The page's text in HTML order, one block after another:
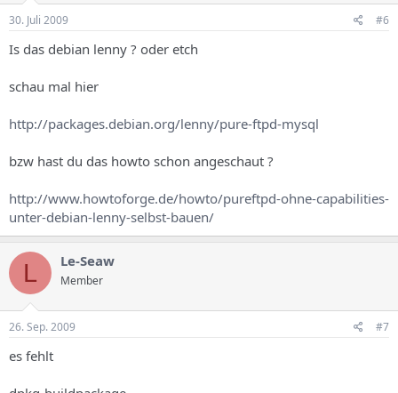
30. Juli 2009 #6
Is das debian lenny ? oder etch
schau mal hier
http://packages.debian.org/lenny/pure-ftpd-mysql
bzw hast du das howto schon angeschaut ?
http://www.howtoforge.de/howto/pureftpd-ohne-capabilities-
unter-debian-lenny-selbst-bauen/
L Le-Seaw
Member
26. Sep. 2009 #7
es fehlt